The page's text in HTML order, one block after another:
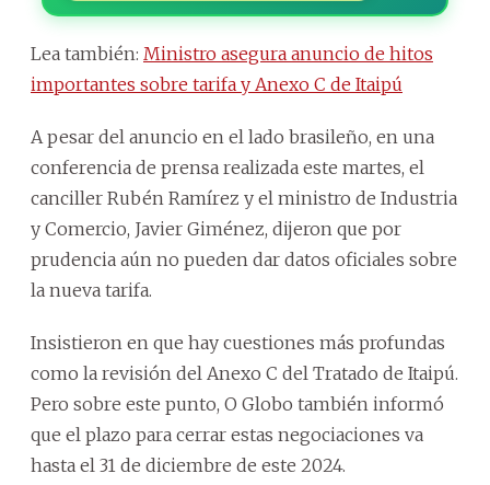
Lea también: Ministro asegura anuncio de hitos
importantes sobre tarifa y Anexo C de Itaipú
A pesar del anuncio en el lado brasileño, en una
conferencia de prensa realizada este martes, el
canciller Rubén Ramírez y el ministro de Industria
y Comercio, Javier Giménez, dijeron que por
prudencia aún no pueden dar datos oficiales sobre
la nueva tarifa.
Insistieron en que hay cuestiones más profundas
como la revisión del Anexo C del Tratado de Itaipú.
Pero sobre este punto, O Globo también informó
que el plazo para cerrar estas negociaciones va
hasta el 31 de diciembre de este 2024.